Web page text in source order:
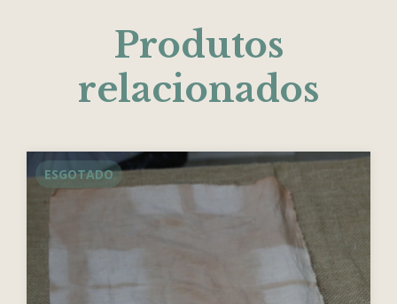
Produtos
relacionados
ESGOTADO